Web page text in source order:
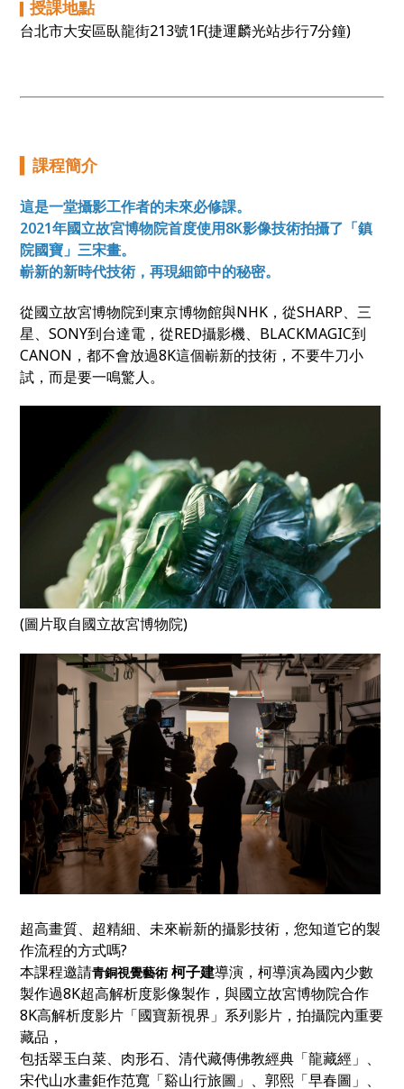
▍授課地點
台北市大安區臥龍街213號1F(捷運麟光站步行7分鐘)
▍課程簡介
這是一堂攝影工作者的未來必修課。
2021年國立故宮博物院首度使用8K影像技術拍攝了「鎮
院國寶」三宋畫。
嶄新的新時代技術，再現細節中的秘密。
從國立故宮博物院到東京博物館與NHK，從SHARP、三
星、SONY到台達電，從RED攝影機、BLACKMAGIC到
CANON，都不會放過8K這個嶄新的技術，不要牛刀小
試，而是要一鳴驚人。
(圖片取自國立故宮博物院)
超高畫質、超精細、未來嶄新的攝影技術，您知道它的製
作流程的方式嗎?
本課程邀請青銅視覺藝術柯子建導演，柯導演為國內少數
製作過8K超高解析度影像製作，與國立故宮博物院合作
8K高解析度影片「國寶新視界」系列影片，拍攝院內重要
藏品，
包括翠玉白菜、肉形石、清代藏傳佛教經典「龍藏經」、
宋代山水畫鉅作范寬「谿山行旅圖」、郭熙「早春圖」、